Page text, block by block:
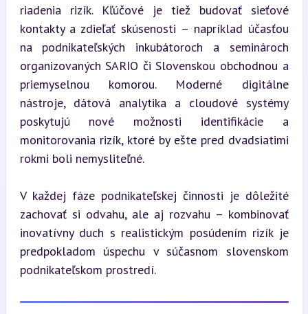
riadenia rizík. Kľúčové je tiež budovať sieťové
kontakty a zdieľať skúsenosti – napríklad účasťou
na podnikateľských inkubátoroch a seminároch
organizovaných SARIO či Slovenskou obchodnou a
priemyselnou komorou. Moderné digitálne
nástroje, dátová analytika a cloudové systémy
poskytujú nové možnosti identifikácie a
monitorovania rizík, ktoré by ešte pred dvadsiatimi
rokmi boli nemysliteľné.
V každej fáze podnikateľskej činnosti je dôležité
zachovať si odvahu, ale aj rozvahu – kombinovať
inovatívny duch s realistickým posúdením rizík je
predpokladom úspechu v súčasnom slovenskom
podnikateľskom prostredí.